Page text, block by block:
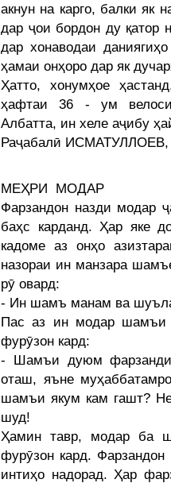
акнун на карго, балки як
дар ҷои бордон ду қатор
дар хонаводаи
ҳамаи онҳоро дар як
Ҳатто, хонумҳое
ҳафтаи 36 - ум
Албатта, ин хеле аҷибу
Раҷабалӣ ИСМАТУЛЛОЕВ,
МЕҲРИ МОДАР
Фарзандон назди модар
баҳс карданд. Ҳар яке
кадоме аз онҳо
назораи ин манзара
рӯ овард:
- Ин шамъ манам ва
Пас аз ин модар
фурӯзон кард:
- Шамъи дуюм фарзанди
оташ, яъне
шамъи якум кам гашт?
шуд!
Ҳамин тавр, модар ба
фурӯзон кард.
интиҳо надорад. Ҳар